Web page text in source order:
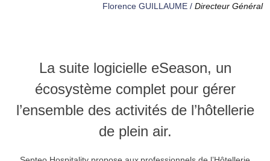
Florence GUILLAUME / Directeur Général
La suite logicielle eSeason, un
écosystème complet pour gérer
l’ensemble des activités de l’hôtellerie
de plein air.